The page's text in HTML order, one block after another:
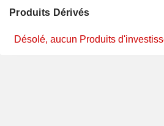
Produits Dérivés
Désolé, aucun Produits